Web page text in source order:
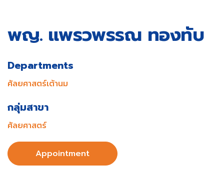
พญ. แพรวพรรณ ทองทับ
Departments
ศัลยศาสตร์เต้านม
กลุ่มสาขา
ศัลยศาสตร์
Appointment